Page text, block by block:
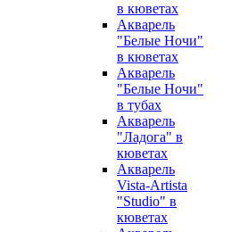
в кюветах
Акварель
"Белые Ночи"
в кюветах
Акварель
"Белые Ночи"
в тубах
Акварель
"Ладога" в
кюветах
Акварель
Vista-Artista
"Studio" в
кюветах